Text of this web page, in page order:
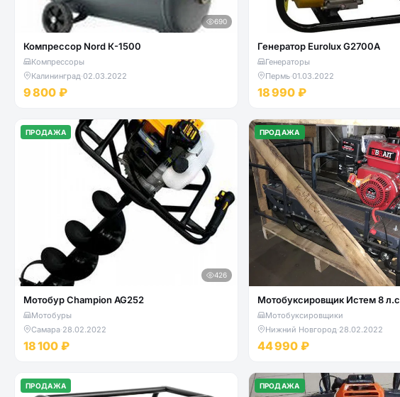
690
Компрессор Nord К-1500
Компрессоры
Калининград·02.03.2022
9 800 ₽
Генератор Eurolux G2700A
Генераторы
Пермь·01.03.2022
18 990 ₽
ПРОДАЖА
426
Мотобур Champion AG252
Мотобуры
Самара·28.02.2022
18 100 ₽
ПРОДАЖА
Мотобуксировщик Истем 8 л.с
Мотобуксировщики
Нижний Новгород·28.02.2022
44 990 ₽
ПРОДАЖА ПРОДАЖА